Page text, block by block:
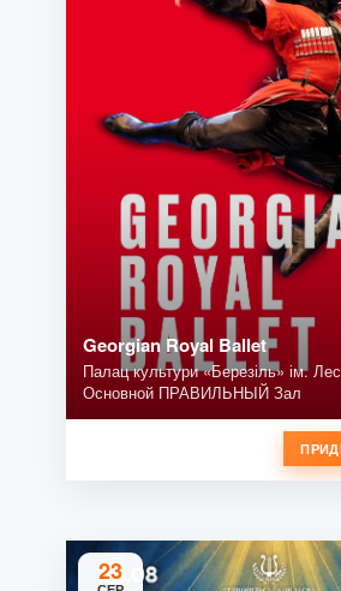
Georgian Royal Ballet
Палац культури «Березіль» ім.
Основной ПРАВИЛЬНЫЙ Зал
23